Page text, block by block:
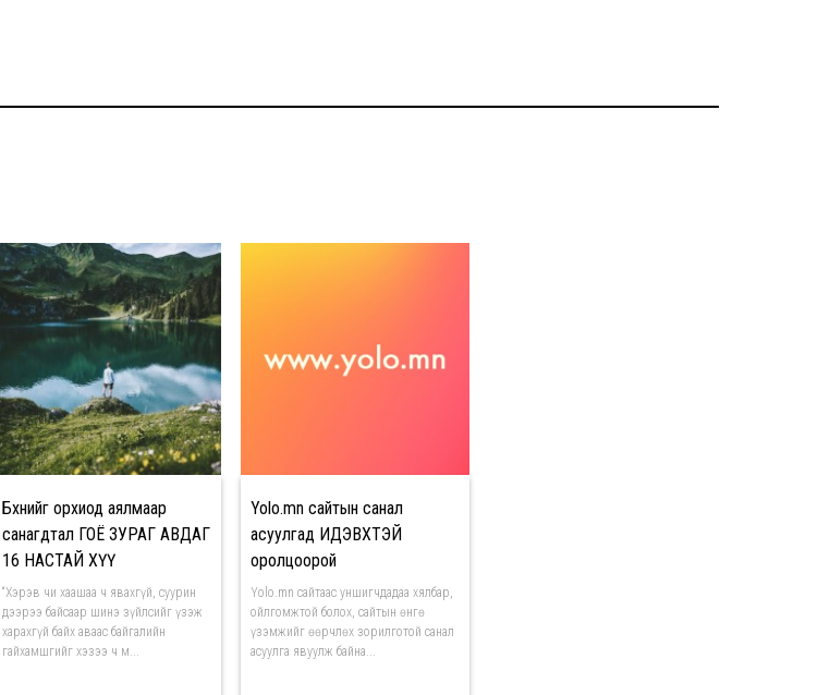
Бүхнийг орхиод аялмаар
санагдтал ГОЁ ЗУРАГ АВДАГ
16 НАСТАЙ ХҮҮ
“Хэрэв чи хаашаа ч явахгүй, суурин
дээрээ байсаар шинэ зүйлсийг үзэж
харахгүй байх аваас байгалийн
гайхамшгийг хэзээ ч м...
Yolo.mn сайтын санал
асуулгад ИДЭВХТЭЙ
оролцоорой
Yolo.mn сайтаас уншигчдадаа хялбар,
ойлгомжтой болох, сайтын өнгө
үзэмжийг өөрчлөх зорилготой санал
асуулга явуулж байна...